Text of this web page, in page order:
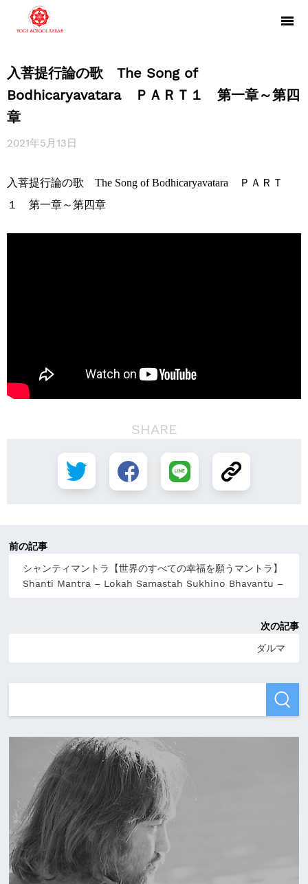
入菩提行論の歌 The Song of
Bodhicaryavatara ＰＡＲＴ１ 第一章～第四
章
2021年5月13日
入菩提行論の歌 The Song of Bodhicaryavatara ＰＡＲＴ
１ 第一章～第四章
SHARE
前の記事
シャンティマントラ【世界のすべての幸福を願うマントラ】
Shanti Mantra – Lokah Samastah Sukhino Bhavantu –
次の記事
ダルマ